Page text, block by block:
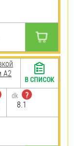
А2
dk
?
8.1
В СПИСОК